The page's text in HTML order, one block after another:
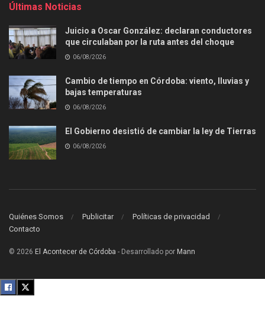
Últimas Noticias
Juicio a Oscar González: declaran conductores
que circulaban por la ruta antes del choque
06/08/2026
Cambio de tiempo en Córdoba: viento, lluvias y
bajas temperaturas
06/08/2026
El Gobierno desistió de cambiar la ley de Tierras
06/08/2026
Quiénes Somos Publicitar
Políticas de privacidad
Contacto
© 2026 El Acontecer de Córdoba - Desarrollado por Mann